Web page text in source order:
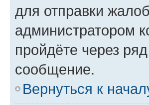
для отправки
администратором
пройдёте через
сообщение.
Вернуться к